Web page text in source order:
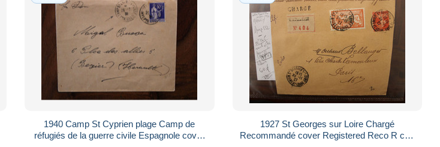
1940 Camp St Cyprien plage Camp de
réfugiés de la guerre civile Espagnole cover
1927 St Georges sur Loire Chargé
Recommandé cover Registered Reco R cire